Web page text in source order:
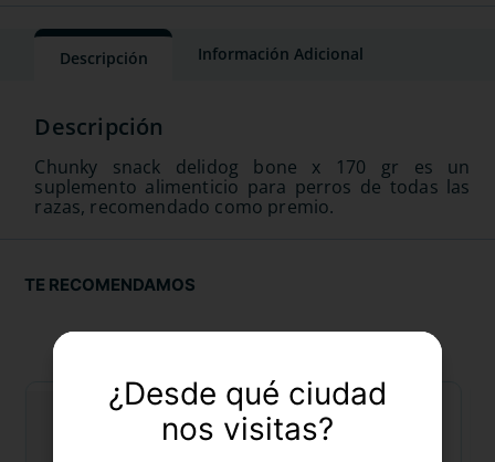
Descripción Información Adicional
Chunky snack delidog bone x 170 gr es un
suplemento alimenticio para perros de todas las
razas, recomendado como premio.
TE RECOMENDAMOS
¿Desde qué ciudad
nos visitas?